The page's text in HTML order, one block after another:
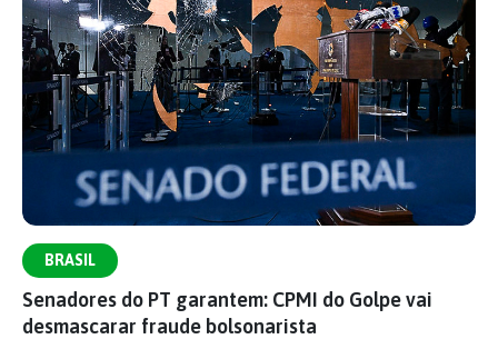
BRASIL
Senadores do PT garantem: CPMI do Golpe vai
desmascarar fraude bolsonarista